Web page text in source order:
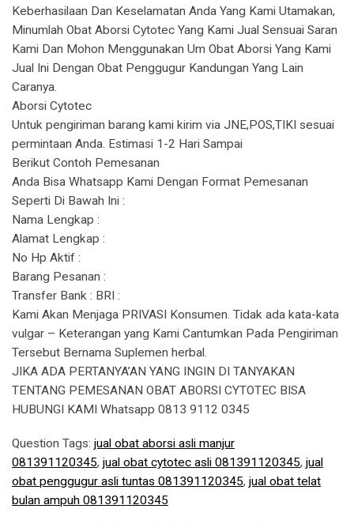
Keberhasilaan Dan Keselamatan Anda Yang Kami Utamakan,
Minumlah Obat Aborsi Cytotec Yang Kami Jual Sensuai Saran
Kami Dan Mohon Menggunakan Um Obat Aborsi Yang Kami
Jual Ini Dengan Obat Penggugur Kandungan Yang Lain
Caranya.
Aborsi Cytotec
Untuk pengiriman barang kami kirim via JNE,POS,TIKI sesuai
permintaan Anda. Estimasi 1-2 Hari Sampai
Berikut Contoh Pemesanan
Anda Bisa Whatsapp Kami Dengan Format Pemesanan
Seperti Di Bawah Ini :
Nama Lengkap :
Alamat Lengkap :
No Hp Aktif :
Barang Pesanan :
Transfer Bank : BRI :
Kami Akan Menjaga PRIVASI Konsumen. Tidak ada kata-kata
vulgar – Keterangan yang Kami Cantumkan Pada Pengiriman
Tersebut Bernama Suplemen herbal.
JIKA ADA PERTANYA’AN YANG INGIN DI TANYAKAN
TENTANG PEMESANAN OBAT ABORSI CYTOTEC BISA
HUBUNGI KAMI Whatsapp 0813 9112 0345
Question Tags: jual obat aborsi asli manjur
081391120345, jual obat cytotec asli 081391120345, jual
obat penggugur asli tuntas 081391120345, jual obat telat
bulan ampuh 081391120345